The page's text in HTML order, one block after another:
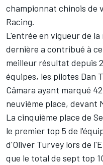
championnat chinois de
Racing.
L'entrée en vigueur de
dernière a contribué à
meilleur résultat depuis
équipes, les pilotes Dan
Câmara ayant marqué
neuvième place, devant
La cinquième place de
le premier top 5 de
d'Oliver Turvey lors de
que le total de sept top